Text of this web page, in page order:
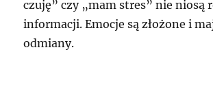
czuję” czy „mam stres” nie niosą
informacji. Emocje są złożone i
odmiany.